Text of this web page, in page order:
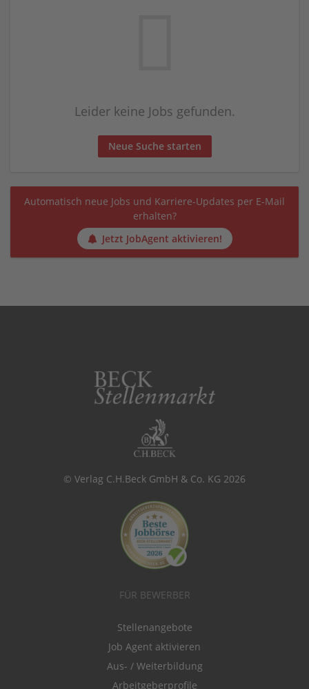
Leider keine Jobs gefunden.
Neue Suche starten
Automatisch neue Jobs und Karriere-Updates per E-Mail
erhalten?
Jetzt JobAgent aktivieren!
© Verlag C.H.Beck GmbH & Co. KG 2026
FÜR BEWERBER
Stellenangebote
Job Agent aktivieren
Aus- / Weiterbildung
Arbeitgeberprofile